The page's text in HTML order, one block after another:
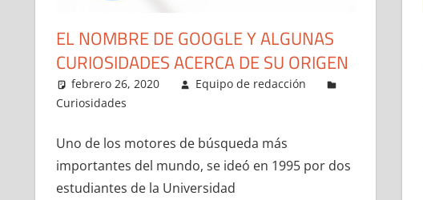
EL NOMBRE DE GOOGLE Y ALGUNAS
CURIOSIDADES ACERCA DE SU ORIGEN
febrero 26, 2020
Equipo de redacción
Curiosidades
Uno de los motores de búsqueda más
importantes del mundo, se ideó en 1995 por dos
estudiantes de la Universidad